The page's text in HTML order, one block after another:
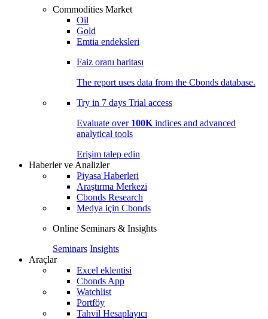
Commodities Market
Oil
Gold
Emtia endeksleri
Faiz oranı haritası
The report uses data from the Cbonds database.
Try in 7 days Trial access
Evaluate over 100K indices and advanced
analytical tools
Erişim talep edin
Haberler ve Analizler
Piyasa Haberleri
Araştırma Merkezi
Cbonds Research
Medya için Cbonds
Online Seminars & Insights
Seminars Insights
Araçlar
Excel eklentisi
Cbonds App
Watchlist
Portföy
Tahvil Hesaplayıcı